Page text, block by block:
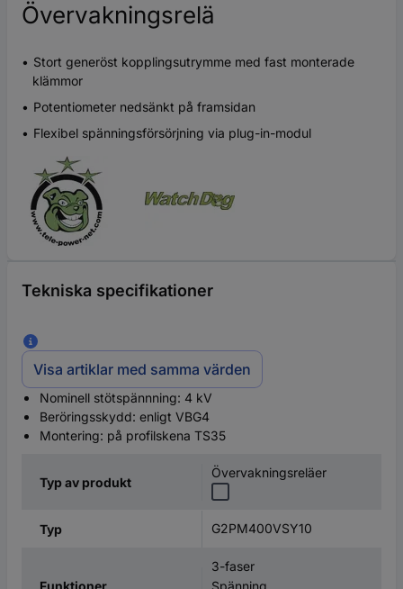
Övervakningsrelä
Stort generöst kopplingsutrymme med fast monterade
klämmor
Potentiometer nedsänkt på framsidan
Flexibel spänningsförsörjning via plug-in-modul
Tekniska specifikationer
Visa artiklar med samma värden
Nominell stötspännning: 4 kV
Beröringsskydd: enligt VBG4
Montering: på profilskena TS35
Typ av produkt
Övervakningsreläer
Typ G2PM400VSY10
Funktioner
3-faser
Spänning